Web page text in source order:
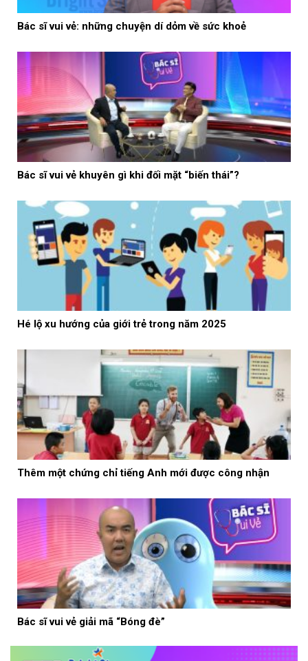
Bác sĩ vui vẻ: những chuyện dí dỏm về sức khoẻ
Bác sĩ vui vẻ khuyên gì khi đối mặt “biến thái”?
Hé lộ xu hướng của giới trẻ trong năm 2025
Thêm một chứng chỉ tiếng Anh mới được công nhận
Bác sĩ vui vẻ giải mã “Bóng đè”